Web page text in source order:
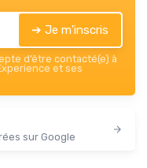
➔ Je m'inscris
d’être contacté(e) à
et ses
sur Google